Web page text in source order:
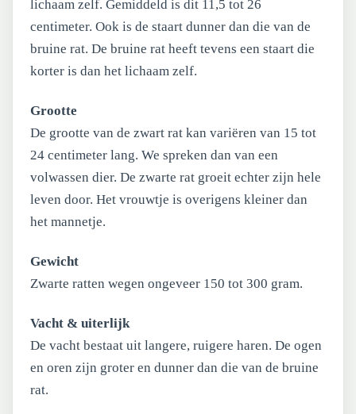
lichaam zelf. Gemiddeld is dit 11,5 tot 26
centimeter. Ook is de staart dunner dan die van de
bruine rat. De bruine rat heeft tevens een staart die
korter is dan het lichaam zelf.
Grootte
De grootte van de zwart rat kan variëren van 15 tot
24 centimeter lang. We spreken dan van een
volwassen dier. De zwarte rat groeit echter zijn hele
leven door. Het vrouwtje is overigens kleiner dan
het mannetje.
Gewicht
Zwarte ratten wegen ongeveer 150 tot 300 gram.
Vacht & uiterlijk
De vacht bestaat uit langere, ruigere haren. De ogen
en oren zijn groter en dunner dan die van de bruine
rat.